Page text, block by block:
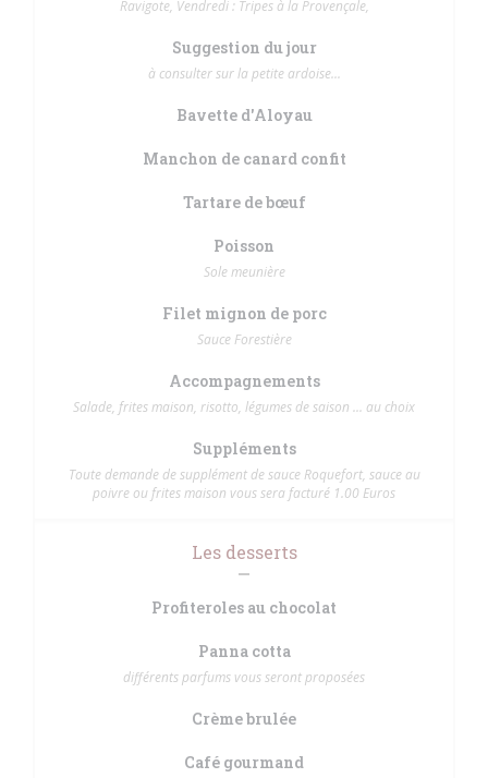
Ravigote, Vendredi : Tripes à la Provençale,
Suggestion du jour
à consulter sur la petite ardoise...
Bavette d'Aloyau
Manchon de canard confit
Tartare de bœuf
Poisson
Sole meunière
Filet mignon de porc
Sauce Forestière
Accompagnements
Salade, frites maison, risotto, légumes de saison ... au choix
Suppléments
Toute demande de supplément de sauce Roquefort, sauce au
poivre ou frites maison vous sera facturé 1.00 Euros
Les desserts
Profiteroles au chocolat
Panna cotta
différents parfums vous seront proposées
Crème brulée
Café gourmand